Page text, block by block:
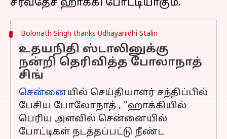
Bolonath Singh thanks Udhayanidhi Stalin
உதயநிதி ஸ்டாலினுக்கு
நன்றி தெரிவித்த போலாநாத்
சிங்
சென்னையில் செய்தியாளர் சந்திப்பில்
பேசிய போலோநாத் , "ஹாக்கியில்
பெரிய அளவில் சென்னையில்
போட்டிகள் நடத்தப்பட்டு நீண்ட